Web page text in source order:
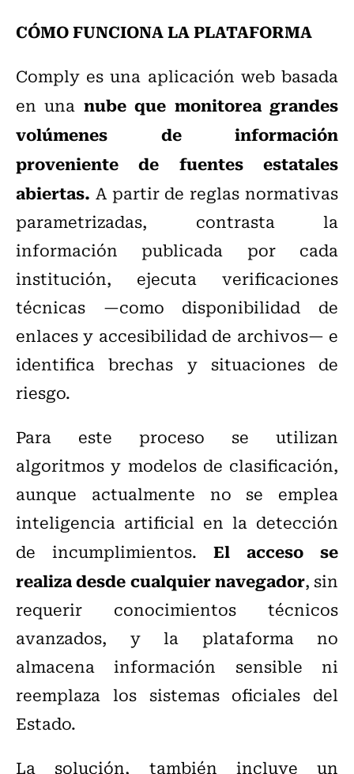
CÓMO FUNCIONA LA PLATAFORMA
Comply es una aplicación web basada
en una nube que monitorea grandes
volúmenes de información
proveniente de fuentes estatales
abiertas. A partir de reglas normativas
parametrizadas, contrasta la
información publicada por cada
institución, ejecuta verificaciones
técnicas —como disponibilidad de
enlaces y accesibilidad de archivos— e
identifica brechas y situaciones de
riesgo.
Para este proceso se utilizan
algoritmos y modelos de clasificación,
aunque actualmente no se emplea
inteligencia artificial en la detección
de incumplimientos. El acceso se
realiza desde cualquier navegador, sin
requerir conocimientos técnicos
avanzados, y la plataforma no
almacena información sensible ni
reemplaza los sistemas oficiales del
Estado.
La solución, también incluye un